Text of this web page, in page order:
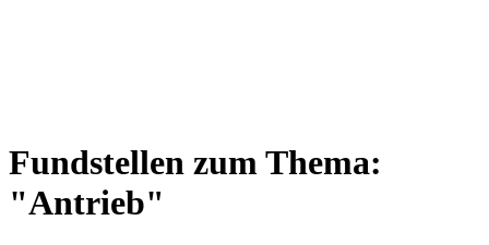
Fundstellen zum Thema:
"Antrieb"